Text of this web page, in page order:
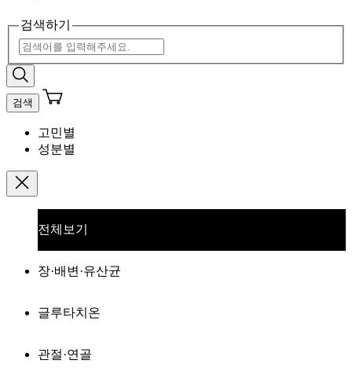
검색하기
검색
고민별
성분별
전체보기
장·배변·유산균
글루타치온
관절·연골